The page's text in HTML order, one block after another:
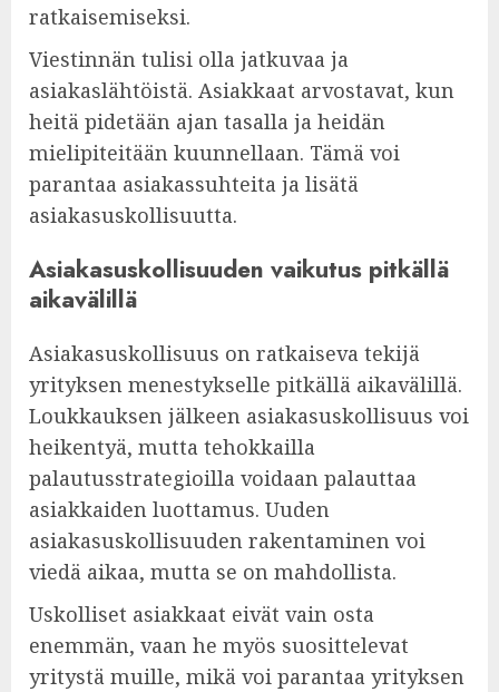
ratkaisemiseksi.
Viestinnän tulisi olla jatkuvaa ja
asiakaslähtöistä. Asiakkaat arvostavat, kun
heitä pidetään ajan tasalla ja heidän
mielipiteitään kuunnellaan. Tämä voi
parantaa asiakassuhteita ja lisätä
asiakasuskollisuutta.
Asiakasuskollisuuden vaikutus pitkällä
aikavälillä
Asiakasuskollisuus on ratkaiseva tekijä
yrityksen menestykselle pitkällä aikavälillä.
Loukkauksen jälkeen asiakasuskollisuus voi
heikentyä, mutta tehokkailla
palautusstrategioilla voidaan palauttaa
asiakkaiden luottamus. Uuden
asiakasuskollisuuden rakentaminen voi
viedä aikaa, mutta se on mahdollista.
Uskolliset asiakkaat eivät vain osta
enemmän, vaan he myös suosittelevat
yritystä muille, mikä voi parantaa yrityksen